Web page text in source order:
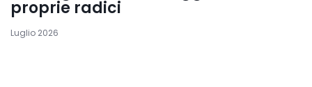
proprie radici
Luglio 2026